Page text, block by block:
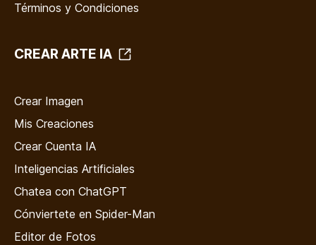
Términos y Condiciones
CREAR ARTE IA
Crear Imagen
Mis Creaciones
Crear Cuenta IA
Inteligencias Artificiales
Chatea con ChatGPT
Cónviertete en Spider-Man
Editor de Fotos